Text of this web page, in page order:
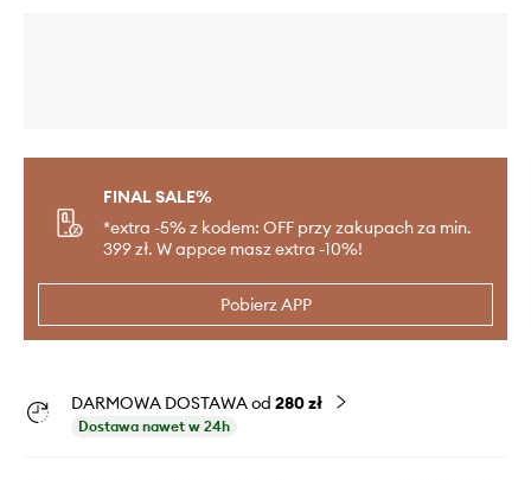
FINAL SALE%
*extra -5% z kodem: OFF przy zakupach za min.
399 zł. W appce masz extra -10%!
Pobierz APP
DARMOWA DOSTAWA od 280 zł
Dostawa nawet w 24h